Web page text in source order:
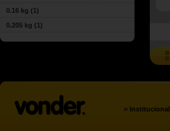
0.16 kg (1)
0.205 kg (1)
» Institucional